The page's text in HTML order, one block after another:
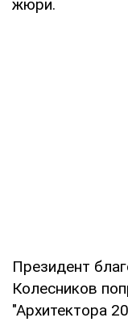
жюри.
Президент
Колесников
"Архитектора